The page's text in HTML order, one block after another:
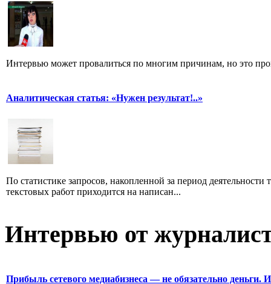
Интервью может провалиться по многим причинам, но это
Аналитическая статья: «Нужен результат!..»
По статистике запросов, накопленной за период
текстовых работ приходится на написан...
Интервью от
Прибыль сетевого медиабизнеса — не обязательно деньги.